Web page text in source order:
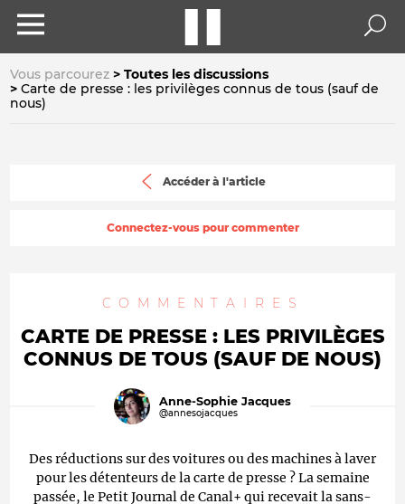
Vous parcourez
Toutes les discussions
Carte de presse : les privilèges connus de tous (sauf de
nous)
Accéder à l'article
Connectez-vous pour commenter
COMMENTAIRES
CARTE DE PRESSE : LES PRIVILÈGES
CONNUS DE TOUS (SAUF DE NOUS)
Anne-Sophie Jacques
@annesojacques
Des réductions sur des voitures ou des machines à laver
pour les détenteurs de la carte de presse ? La semaine
passée, le Petit Journal de Canal+ qui recevait la sans-